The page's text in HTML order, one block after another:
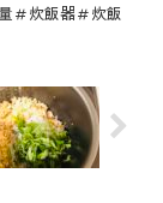
＃炊飯器＃炊飯